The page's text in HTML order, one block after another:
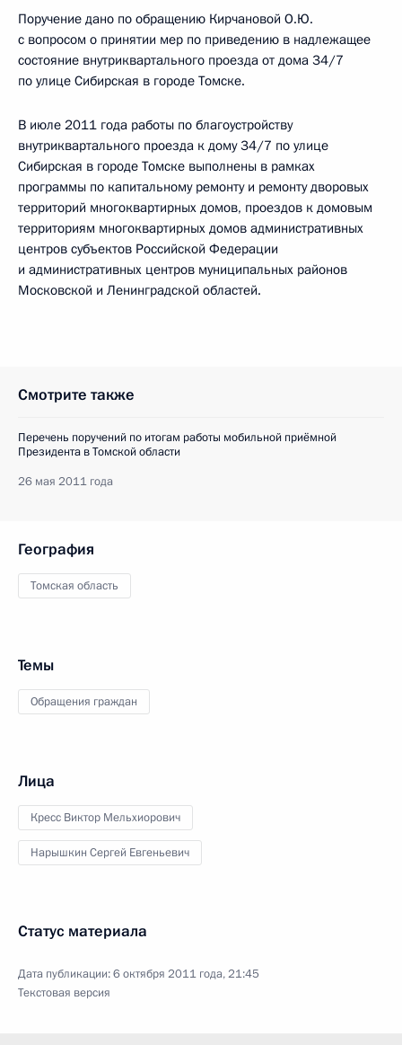
Поручение дано по обращению Кирчановой О.Ю.
с вопросом о принятии мер по приведению в надлежащее
состояние внутриквартального проезда от дома 34/7
по улице Сибирская в городе Томске.
В июле 2011 года работы по благоустройству
внутриквартального проезда к дому 34/7 по улице
Сибирская в городе Томске выполнены в рамках
программы по капитальному ремонту и ремонту дворовых
территорий многоквартирных домов, проездов к домовым
территориям многоквартирных домов административных
центров субъектов Российской Федерации
и административных центров муниципальных районов
Московской и Ленинградской областей.
Смотрите также
Перечень поручений по итогам работы мобильной приёмной
Президента в Томской области
26 мая 2011 года
География
Томская область
Темы
Обращения граждан
Лица
Кресс Виктор Мельхиорович
Нарышкин Сергей Евгеньевич
Статус материала
Дата публикации:6 октября 2011 года, 21:45
Текстовая версия